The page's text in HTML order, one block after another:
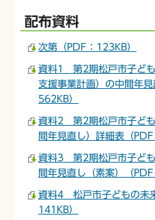
配布資料
次第（PDF：123KB）
資料1 第2期松戸市子ど
支援事業計画）の中間年見
562KB）
資料2 第2期松戸市子ど
間年見直し）詳細表（PDF
資料3 第2期松戸市子ど
間年見直し（素案）（
資料4 松戸市子どもの未
141KB）